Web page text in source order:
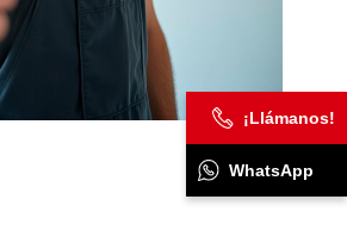
¡Llámanos!
WhatsApp